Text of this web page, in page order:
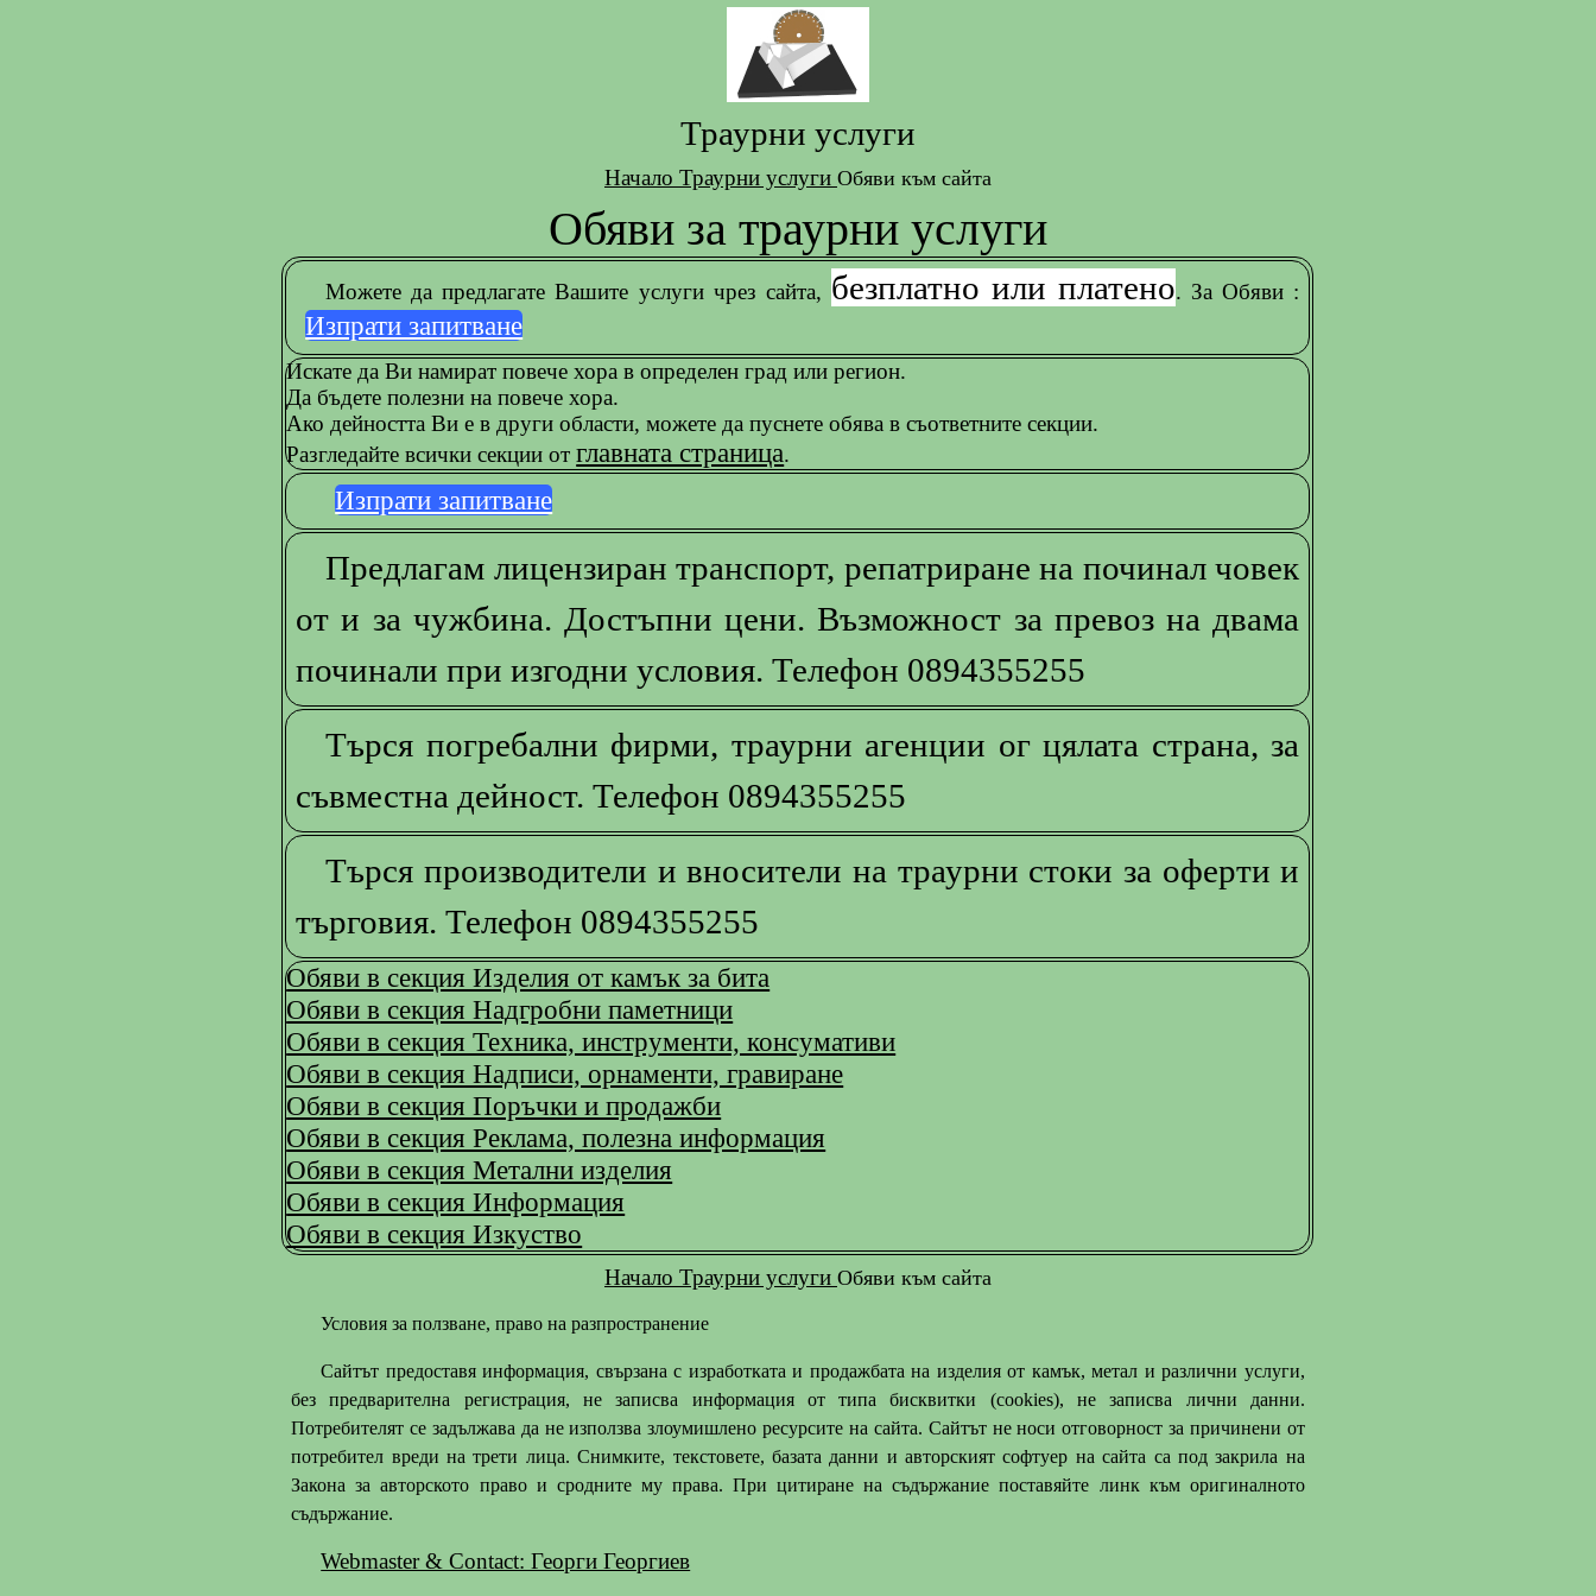
Траурни услуги
Начало Траурни услуги Обяви към сайта
Обяви за траурни услуги
Можете да предлагате Вашите услуги чрез сайта, безплатно или платено. За Обяви :
Изпрати запитване
Искате да Ви намират повече хора в определен град или регион.
Да бъдете полезни на повече хора.
Ако дейността Ви е в други области, можете да пуснете обява в съответните секции.
Разгледайте всички секции отглавната страница.
Изпрати запитване
Предлагам лицензиран транспорт, репатриране на починал човек
от и за чужбина. Достъпни цени. Възможност за превоз на двама
починали при изгодни условия. Телефон 0894355255
Търся погребални фирми, траурни агенции ог цялата страна, за
съвместна дейност. Телефон 0894355255
Търся производители и вносители на траурни стоки за оферти и
търговия. Телефон 0894355255
Обяви в секция Изделия от камък за бита
Обяви в секция Надгробни паметници
Обяви в секция Техника, инструменти, консумативи
Обяви в секция Надписи, орнаменти, гравиране
Обяви в секция Поръчки и продажби
Обяви в секция Реклама, полезна информация
Обяви в секция Метални изделия
Обяви в секция Информация
Обяви в секция Изкуство
Начало Траурни услуги Обяви към сайта
Условия за ползване, право на разпространение
Сайтът предоставя информация, свързана с изработката и продажбата на изделия от камък, метал и различни услуги,
без предварителна регистрация, не записва информация от типа бисквитки (cookies), не записва лични данни.
Потребителят се задължава да не използва злоумишлено ресурсите на сайта. Сайтът не носи отговорност за причинени от
потребител вреди на трети лица. Снимките, текстовете, базата данни и авторският софтуер на сайта са под закрила на
Закона за авторското право и сродните му права. При цитиране на съдържание поставяйте линк към оригиналното
съдържание.
Webmaster & Contact: Георги Георгиев